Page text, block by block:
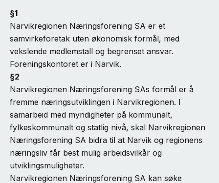
§1
Narvikregionen Næringsforening SA er et
samvirkeforetak uten økonomisk formål, med
vekslende medlemstall og begrenset ansvar.
Foreningskontoret er i Narvik.
§2
Narvikregionen Næringsforening SAs formål er å
fremme næringsutviklingen i Narvikregionen. I
samarbeid med myndigheter på kommunalt,
fylkeskommunalt og statlig nivå, skal Narvikregionen
Næringsforening SA bidra til at Narvik og regionens
næringsliv får best mulig arbeidsvilkår og
utviklingsmuligheter.
Narvikregionen Næringsforening SA kan søke